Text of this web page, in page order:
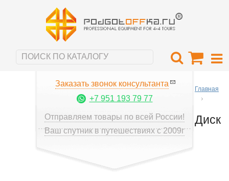
Заказать звонок консультанта
+7 951 193 79 77
Отправляем товары по всей России!
Ваш спутник в путешествиях с 2009г
Главная
Диск